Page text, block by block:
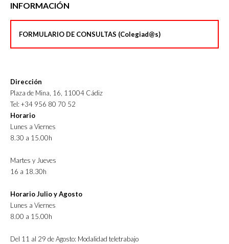
INFORMACIÓN
FORMULARIO DE CONSULTAS (Colegiad@s)
Dirección
Plaza de Mina, 16, 11004 Cádiz
Tel: +34 956 80 70 52
Horario
Lunes a Viernes
8.30 a 15.00h
Martes y Jueves
16 a 18.30h
Horario Julio y Agosto
Lunes a Viernes
8.00 a 15.00h
Del 11 al 29 de Agosto: Modalidad teletrabajo